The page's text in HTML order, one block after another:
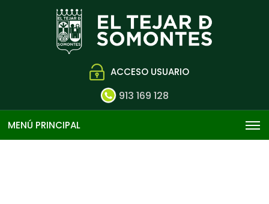
ACCESO USUARIO
913 169 128
MENÚ PRINCIPAL